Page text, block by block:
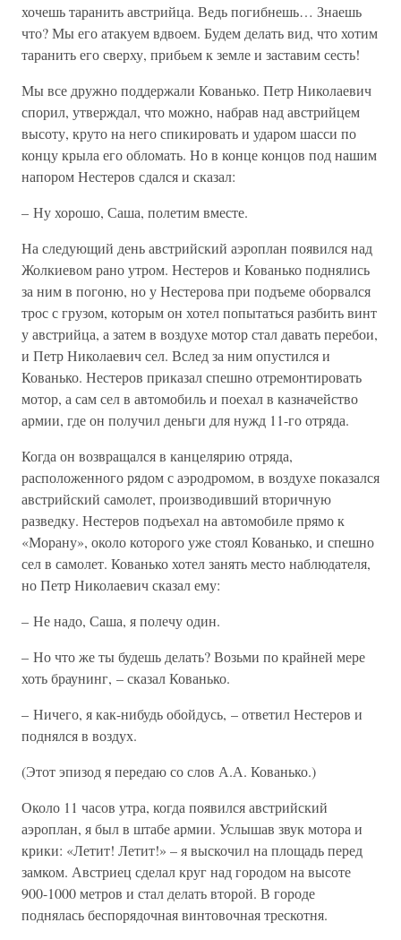
хочешь таранить австрийца. Ведь погибнешь… Знаешь
что? Мы его атакуем вдвоем. Будем делать вид, что хотим
таранить его сверху, прибьем к земле и заставим сесть!
Мы все дружно поддержали Кованько. Петр Николаевич
спорил, утверждал, что можно, набрав над австрийцем
высоту, круто на него спикировать и ударом шасси по
концу крыла его обломать. Но в конце концов под нашим
напором Нестеров сдался и сказал:
– Ну хорошо, Саша, полетим вместе.
На следующий день австрийский аэроплан появился над
Жолкиевом рано утром. Нестеров и Кованько поднялись
за ним в погоню, но у Нестерова при подъеме оборвался
трос с грузом, которым он хотел попытаться разбить винт
у австрийца, а затем в воздухе мотор стал давать перебои,
и Петр Николаевич сел. Вслед за ним опустился и
Кованько. Нестеров приказал спешно отремонтировать
мотор, а сам сел в автомобиль и поехал в казначейство
армии, где он получил деньги для нужд 11-го отряда.
Когда он возвращался в канцелярию отряда,
расположенного рядом с аэродромом, в воздухе показался
австрийский самолет, производивший вторичную
разведку. Нестеров подъехал на автомобиле прямо к
«Морану», около которого уже стоял Кованько, и спешно
сел в самолет. Кованько хотел занять место наблюдателя,
но Петр Николаевич сказал ему:
– Не надо, Саша, я полечу один.
– Но что же ты будешь делать? Возьми по крайней мере
хоть браунинг, – сказал Кованько.
– Ничего, я как-нибудь обойдусь, – ответил Нестеров и
поднялся в воздух.
(Этот эпизод я передаю со слов А.А. Кованько.)
Около 11 часов утра, когда появился австрийский
аэроплан, я был в штабе армии. Услышав звук мотора и
крики: «Летит! Летит!» – я выскочил на площадь перед
замком. Австриец сделал круг над городом на высоте
900-1000 метров и стал делать второй. В городе
поднялась беспорядочная винтовочная трескотня.